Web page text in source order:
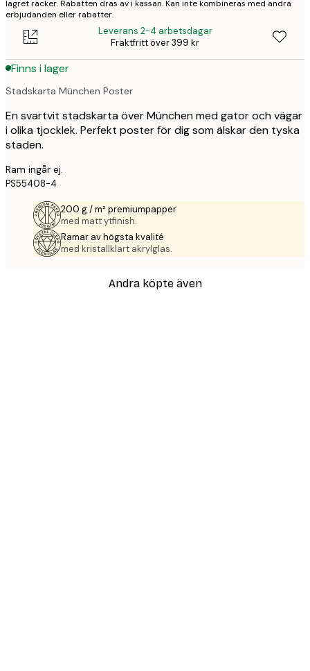
lagret räcker. Rabatten dras av i kassan. Kan inte kombineras med andra
erbjudanden eller rabatter.
Leverans 2-4 arbetsdagar
Fraktfritt över 399 kr
Finns i lager
Stadskarta München Poster
En svartvit stadskarta över München med gator och vägar
i olika tjocklek. Perfekt poster för dig som älskar den tyska
staden.
Ram ingår ej.
PS55408-4
200 g / m² premiumpapper
med matt ytfinish.
Ramar av högsta kvalité
med kristallklart akrylglas.
Andra köpte även